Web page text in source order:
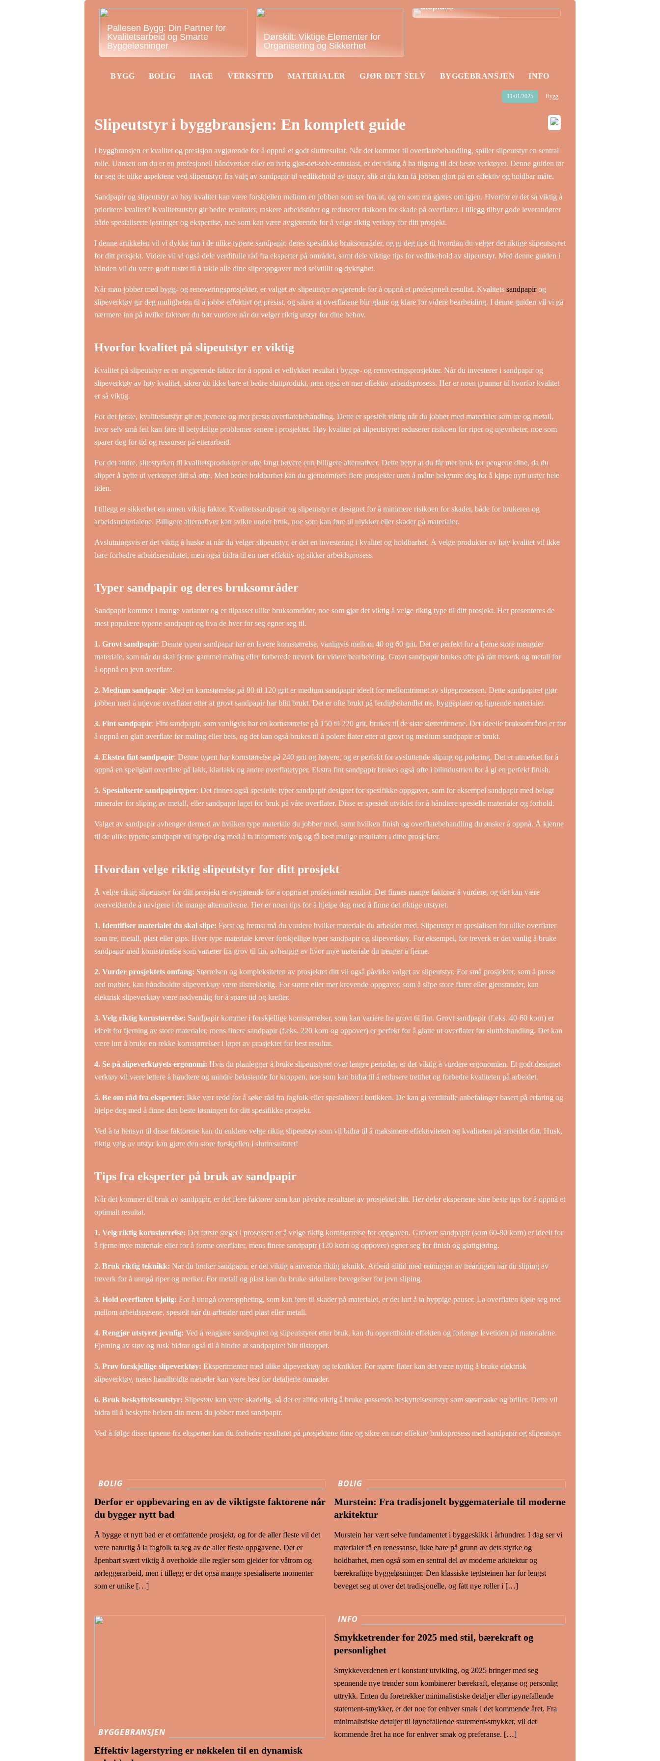
Pallesen Bygg: Din Partner for
Kvalitetsarbeid og Smarte
Byggeløsninger
Dørskilt: Viktige Elementer for
Organisering og Sikkerhet
uteplass
BYGG BOLIG HAGE VERKSTED MATERIALER GJØR DET SELV BYGGEBRANSJEN INFO
11/01/2025 Bygg
Slipeutstyr i byggbransjen: En komplett guide
I byggbransjen er kvalitet og presisjon avgjørende for å oppnå et godt sluttresultat. Når det kommer til overflatebehandling, spiller slipeutstyr en sentral
rolle. Uansett om du er en profesjonell håndverker eller en ivrig gjør-det-selv-entusiast, er det viktig å ha tilgang til det beste verktøyet. Denne guiden tar
for seg de ulike aspektene ved slipeutstyr, fra valg av sandpapir til vedlikehold av utstyr, slik at du kan få jobben gjort på en effektiv og holdbar måte.
Sandpapir og slipeutstyr av høy kvalitet kan være forskjellen mellom en jobben som ser bra ut, og en som må gjøres om igjen. Hvorfor er det så viktig å
prioritere kvalitet? Kvalitetsutstyr gir bedre resultater, raskere arbeidstider og reduserer risikoen for skade på overflater. I tillegg tilbyr gode leverandører
både spesialiserte løsninger og ekspertise, noe som kan være avgjørende for å velge riktig verktøy for ditt prosjekt.
I denne artikkelen vil vi dykke inn i de ulike typene sandpapir, deres spesifikke bruksområder, og gi deg tips til hvordan du velger det riktige slipeutstyret
for ditt prosjekt. Videre vil vi også dele verdifulle råd fra eksperter på området, samt dele viktige tips for vedlikehold av slipeutstyr. Med denne guiden i
hånden vil du være godt rustet til å takle alle dine slipeoppgaver med selvtillit og dyktighet.
Når man jobber med bygg- og renoveringsprosjekter, er valget av slipeutstyr avgjørende for å oppnå et profesjonelt resultat. Kvalitets sandpapirog
slipeverktøy gir deg muligheten til å jobbe effektivt og presist, og sikrer at overflatene blir glatte og klare for videre bearbeiding. I denne guiden vil vi gå
nærmere inn på hvilke faktorer du bør vurdere når du velger riktig utstyr for dine behov.
Hvorfor kvalitet på slipeutstyr er viktig
Kvalitet på slipeutstyr er en avgjørende faktor for å oppnå et vellykket resultat i bygge- og renoveringsprosjekter. Når du investerer i sandpapir og
slipeverktøy av høy kvalitet, sikrer du ikke bare et bedre sluttprodukt, men også en mer effektiv arbeidsprosess. Her er noen grunner til hvorfor kvalitet
er så viktig.
For det første, kvalitetsutstyr gir en jevnere og mer presis overflatebehandling. Dette er spesielt viktig når du jobber med materialer som tre og metall,
hvor selv små feil kan føre til betydelige problemer senere i prosjektet. Høy kvalitet på slipeutstyret reduserer risikoen for riper og ujevnheter, noe som
sparer deg for tid og ressurser på etterarbeid.
For det andre, slitestyrken til kvalitetsprodukter er ofte langt høyere enn billigere alternativer. Dette betyr at du får mer bruk for pengene dine, da du
slipper å bytte ut verktøyet ditt så ofte. Med bedre holdbarhet kan du gjennomføre flere prosjekter uten å måtte bekymre deg for å kjøpe nytt utstyr hele
tiden.
I tillegg er sikkerhet en annen viktig faktor. Kvalitetssandpapir og slipeutstyr er designet for å minimere risikoen for skader, både for brukeren og
arbeidsmaterialene. Billigere alternativer kan svikte under bruk, noe som kan føre til ulykker eller skader på materialer.
Avslutningsvis er det viktig å huske at når du velger slipeutstyr, er det en investering i kvalitet og holdbarhet. Å velge produkter av høy kvalitet vil ikke
bare forbedre arbeidsresultatet, men også bidra til en mer effektiv og sikker arbeidsprosess.
Typer sandpapir og deres bruksområder
Sandpapir kommer i mange varianter og er tilpasset ulike bruksområder, noe som gjør det viktig å velge riktig type til ditt prosjekt. Her presenteres de
mest populære typene sandpapir og hva de hver for seg egner seg til.
1. Grovt sandpapir: Denne typen sandpapir har en lavere kornstørrelse, vanligvis mellom 40 og 60 grit. Det er perfekt for å fjerne store mengder
materiale, som når du skal fjerne gammel maling eller forberede treverk for videre bearbeiding. Grovt sandpapir brukes ofte på rått treverk og metall for
å oppnå en jevn overflate.
2. Medium sandpapir: Med en kornstørrelse på 80 til 120 grit er medium sandpapir ideelt for mellomtrinnet av slipeprosessen. Dette sandpapiret gjør
jobben med å utjevne overflater etter at grovt sandpapir har blitt brukt. Det er ofte brukt på ferdigbehandlet tre, byggeplater og lignende materialer.
3. Fint sandpapir: Fint sandpapir, som vanligvis har en kornstørrelse på 150 til 220 grit, brukes til de siste slettetrinnene. Det ideelle bruksområdet er for
å oppnå en glatt overflate før maling eller beis, og det kan også brukes til å polere flater etter at grovt og medium sandpapir er brukt.
4. Ekstra fint sandpapir: Denne typen har kornstørrelse på 240 grit og høyere, og er perfekt for avsluttende sliping og polering. Det er utmerket for å
oppnå en speilglatt overflate på lakk, klarlakk og andre overflatetyper. Ekstra fint sandpapir brukes også ofte i bilindustrien for å gi en perfekt finish.
5. Spesialiserte sandpapirtyper: Det finnes også spesielle typer sandpapir designet for spesifikke oppgaver, som for eksempel sandpapir med belagt
mineraler for sliping av metall, eller sandpapir laget for bruk på våte overflater. Disse er spesielt utviklet for å håndtere spesielle materialer og forhold.
Valget av sandpapir avhenger dermed av hvilken type materiale du jobber med, samt hvilken finish og overflatebehandling du ønsker å oppnå. Å kjenne
til de ulike typene sandpapir vil hjelpe deg med å ta informerte valg og få best mulige resultater i dine prosjekter.
Hvordan velge riktig slipeutstyr for ditt prosjekt
Å velge riktig slipeutstyr for ditt prosjekt er avgjørende for å oppnå et profesjonelt resultat. Det finnes mange faktorer å vurdere, og det kan være
overveldende å navigere i de mange alternativene. Her er noen tips for å hjelpe deg med å finne det riktige utstyret.
1. Identifiser materialet du skal slipe: Først og fremst må du vurdere hvilket materiale du arbeider med. Slipeutstyr er spesialisert for ulike overflater
som tre, metall, plast eller gips. Hver type materiale krever forskjellige typer sandpapir og slipeverktøy. For eksempel, for treverk er det vanlig å bruke
sandpapir med kornstørrelse som varierer fra grov til fin, avhengig av hvor mye materiale du trenger å fjerne.
2. Vurder prosjektets omfang: Størrelsen og kompleksiteten av prosjektet ditt vil også påvirke valget av slipeutstyr. For små prosjekter, som å pusse
ned møbler, kan håndholdte slipeverktøy være tilstrekkelig. For større eller mer krevende oppgaver, som å slipe store flater eller gjenstander, kan
elektrisk slipeverktøy være nødvendig for å spare tid og krefter.
3. Velg riktig kornstørrelse: Sandpapir kommer i forskjellige kornstørrelser, som kan variere fra grovt til fint. Grovt sandpapir (f.eks. 40-60 korn) er
ideelt for fjerning av store materialer, mens finere sandpapir (f.eks. 220 korn og oppover) er perfekt for å glatte ut overflater før sluttbehandling. Det kan
være lurt å bruke en rekke kornstørrelser i løpet av prosjektet for best resultat.
4. Se på slipeverktøyets ergonomi: Hvis du planlegger å bruke slipeutstyret over lengre perioder, er det viktig å vurdere ergonomien. Et godt designet
verktøy vil være lettere å håndtere og mindre belastende for kroppen, noe som kan bidra til å redusere tretthet og forbedre kvaliteten på arbeidet.
5. Be om råd fra eksperter: Ikke vær redd for å søke råd fra fagfolk eller spesialister i butikken. De kan gi verdifulle anbefalinger basert på erfaring og
hjelpe deg med å finne den beste løsningen for ditt spesifikke prosjekt.
Ved å ta hensyn til disse faktorene kan du enklere velge riktig slipeutstyr som vil bidra til å maksimere effektiviteten og kvaliteten på arbeidet ditt. Husk,
riktig valg av utstyr kan gjøre den store forskjellen i sluttresultatet!
Tips fra eksperter på bruk av sandpapir
Når det kommer til bruk av sandpapir, er det flere faktorer som kan påvirke resultatet av prosjektet ditt. Her deler ekspertene sine beste tips for å oppnå et
optimalt resultat.
1. Velg riktig kornstørrelse: Det første steget i prosessen er å velge riktig kornstørrelse for oppgaven. Grovere sandpapir (som 60-80 korn) er ideelt for
å fjerne mye materiale eller for å forme overflater, mens finere sandpapir (120 korn og oppover) egner seg for finish og glattgjøring.
2. Bruk riktig teknikk: Når du bruker sandpapir, er det viktig å anvende riktig teknikk. Arbeid alltid med retningen av treåringen når du sliping av
treverk for å unngå riper og merker. For metall og plast kan du bruke sirkulære bevegelser for jevn sliping.
3. Hold overflaten kjølig: For å unngå overoppheting, som kan føre til skader på materialet, er det lurt å ta hyppige pauser. La overflaten kjøle seg ned
mellom arbeidspasene, spesielt når du arbeider med plast eller metall.
4. Rengjør utstyret jevnlig: Ved å rengjøre sandpapiret og slipeutstyret etter bruk, kan du opprettholde effekten og forlenge levetiden på materialene.
Fjerning av støv og rusk bidrar også til å hindre at sandpapiret blir tilstoppet.
5. Prøv forskjellige slipeverktøy: Eksperimenter med ulike slipeverktøy og teknikker. For større flater kan det være nyttig å bruke elektrisk
slipeverktøy, mens håndholdte metoder kan være best for detaljerte områder.
6. Bruk beskyttelsesutstyr: Slipestøv kan være skadelig, så det er alltid viktig å bruke passende beskyttelsesutstyr som støvmaske og briller. Dette vil
bidra til å beskytte helsen din mens du jobber med sandpapir.
Ved å følge disse tipsene fra eksperter kan du forbedre resultatet på prosjektene dine og sikre en mer effektiv bruksprosess med sandpapir og slipeutstyr.
BOLIG
Derfor er oppbevaring en av de viktigste faktorene når
du bygger nytt bad
Å bygge et nytt bad er et omfattende prosjekt, og for de aller fleste vil det
være naturlig å la fagfolk ta seg av de aller fleste oppgavene. Det er
åpenbart svært viktig å overholde alle regler som gjelder for våtrom og
rørleggerarbeid, men i tillegg er det også mange spesialiserte momenter
som er unike […]
BOLIG
Murstein: Fra tradisjonelt byggemateriale til moderne
arkitektur
Murstein har vært selve fundamentet i byggeskikk i århundrer. I dag ser vi
materialet få en renessanse, ikke bare på grunn av dets styrke og
holdbarhet, men også som en sentral del av moderne arkitektur og
bærekraftige byggeløsninger. Den klassiske teglsteinen har for lengst
beveget seg ut over det tradisjonelle, og fått nye roller i […]
BYGGEBRANSJEN
Effektiv lagerstyring er nøkkelen til en dynamisk
INFO
Smykketrender for 2025 med stil, bærekraft og
personlighet
Smykkeverdenen er i konstant utvikling, og 2025 bringer med seg
spennende nye trender som kombinerer bærekraft, eleganse og personlig
uttrykk. Enten du foretrekker minimalistiske detaljer eller iøynefallende
statement-smykker, er det noe for enhver smak i det kommende året. Fra
minimalistiske detaljer til iøynefallende statement-smykker, vil det
kommende året ha noe for enhver smak og preferanse. […]